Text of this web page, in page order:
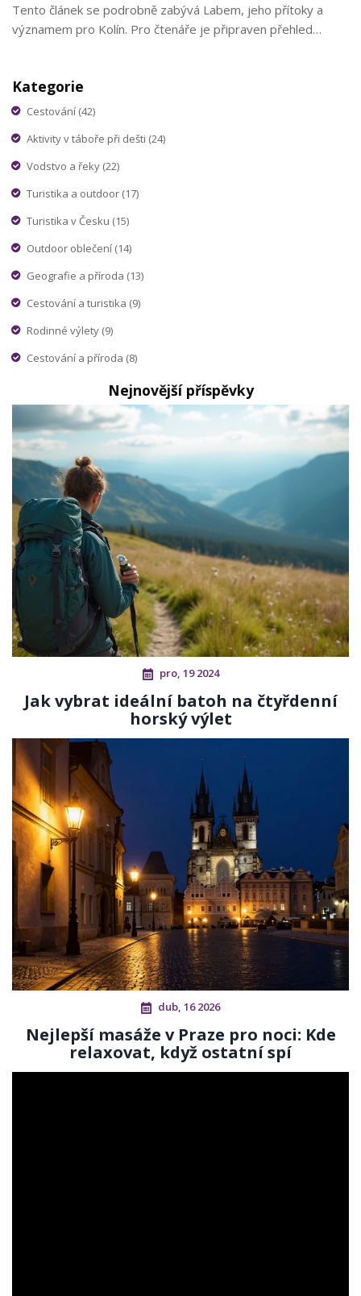
Tento článek se podrobně zabývá Labem, jeho přítoky a
významem pro Kolín. Pro čtenáře je připraven přehled
místní kultury.
Kategorie
Cestování (42)
Aktivity v táboře při dešti (24)
Vodstvo a řeky (22)
Turistika a outdoor (17)
Turistika v Česku (15)
Outdoor oblečení (14)
Geografie a příroda (13)
Cestování a turistika (9)
Rodinné výlety (9)
Cestování a příroda (8)
Nejnovější příspěvky
pro, 19 2024
Jak vybrat ideální batoh na čtyřdenní
horský výlet
dub, 16 2026
Nejlepší masáže v Praze pro noci: Kde
relaxovat, když ostatní spí